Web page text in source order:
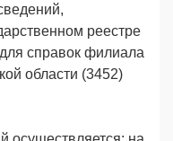
реестре
справок филиала
области (3452)